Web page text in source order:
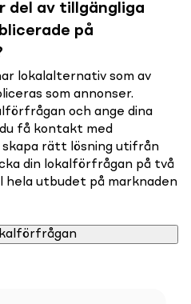
del av tillgängliga
på
lokalalternativ som av
som annonser.
och ange dina
få kontakt med
rätt lösning utifrån
din lokalförfrågan på två
utbudet på marknaden